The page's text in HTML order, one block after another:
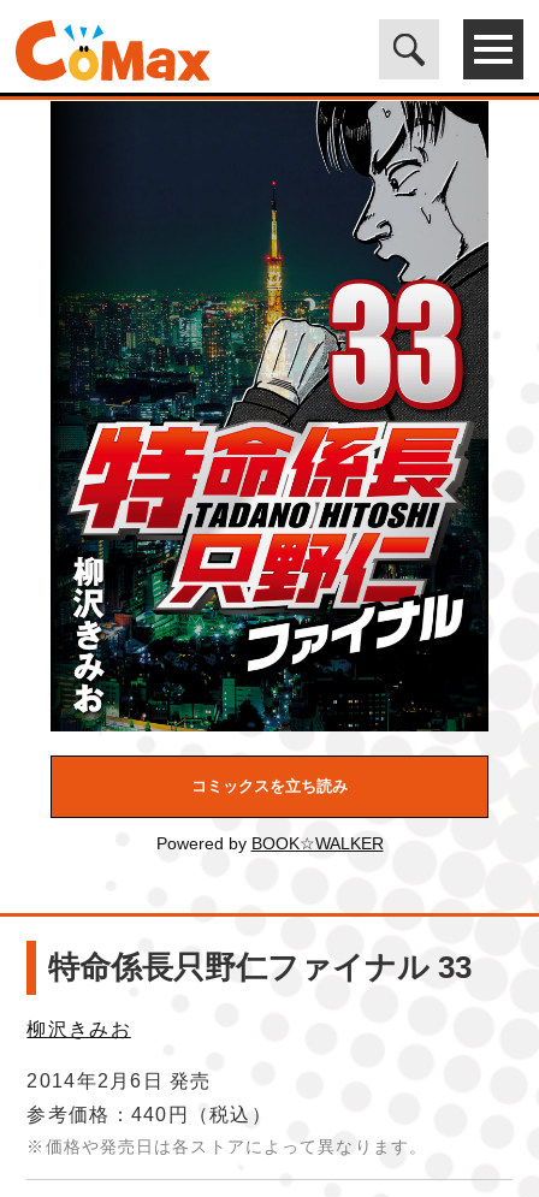
電子書籍マンガ CoMax(コマックス)公式サイト - 株式会社ICE>
LEGEND> 特命係長只野仁ファイナル 33
コミックスを立ち読み
Powered by BOOK☆WALKER
特命係長只野仁ファイナル 33
柳沢きみお
2014年2月6日 発売
参考価格：440円
（税込）
※価格や発売日は各ストアによって異なります。